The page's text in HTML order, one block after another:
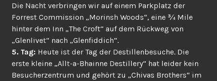
Die Nacht verbringen wir auf einem Parkplatz der
Forrest Commission „Morinsh Woods“, eine ¾ Mile
hinter dem Inn „The Croft“ auf dem Rückweg von
„Glenlivet“ nach „Glenfiddich“.
5. Tag: Heute ist der Tag der Destillenbesuche. Die
erste kleine „Allt-a-Bhainne Destillery“ hat leider kein
Besucherzentrum und gehört zu „Chivas Brothers“ im